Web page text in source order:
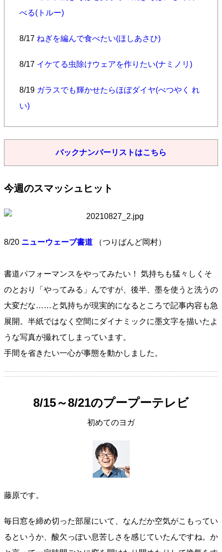
べる(トルー)
8/17 ねぎを編んで食べたい(ほしあさひ)
8/17 イケてる虫除けウェアを作りたい(ナミノリ)
8/19 ガラスでも輝かせたらほぼダイヤ(べつやく れ
い)
バックナンバーリストはこちら
今週のスマッシュヒット
8/20 ニューウェーブ書道 （つりばんど岡村）
書道パフォーマンスをやってみたい！ 気持ちも猛々しくそ
のとおり「やってみる」んですが、後半、墨を使うと洗うの
大変だな……と気持ちが現実的になるところで記事内容も急
展開。半紙ではなく空間にダイナミックに墨文字を描いたよ
うな写真が撮れてしまっています。
手間を省きたい一心が事態を動かしました。
8/15～8/21のプープーテレビ
初めてのヨガ
藤原です。
毎日窓を締め切った部屋にいて、なんだか空気がこもってい
るというか、酸欠っぽい息苦しさを感じていたんですね。か